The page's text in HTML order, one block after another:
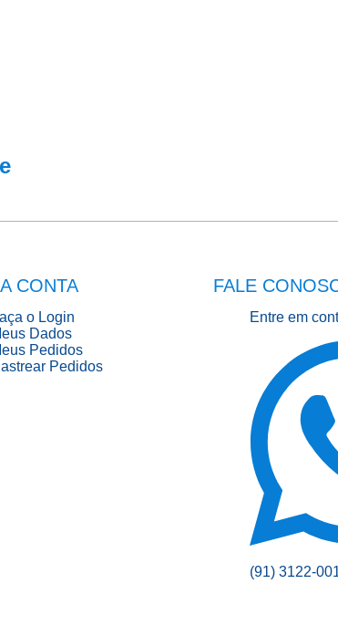
CONTA
o Login
Dados
Pedidos
Pedidos
FALE
Entre em
(91) 3122-